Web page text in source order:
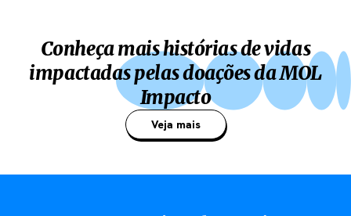
Conheça mais histórias de vidas
impactadas pelas doações da MOL
Impacto
Veja mais